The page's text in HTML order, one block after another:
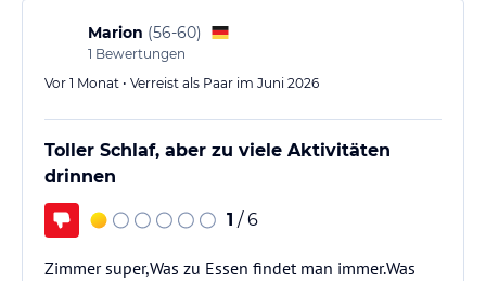
Code am Abend und das fanden wir schade.
Um 09:00h Uhr machten sich die hauptsächlich
englischen und…
Marion (56-60)
1 Bewertungen
Vor 1 Monat • Verreist als Paar im Juni 2026
Toller Schlaf, aber zu viele Aktivitäten
drinnen
1 / 6
Zimmer super,Was zu Essen findet man immer.Was